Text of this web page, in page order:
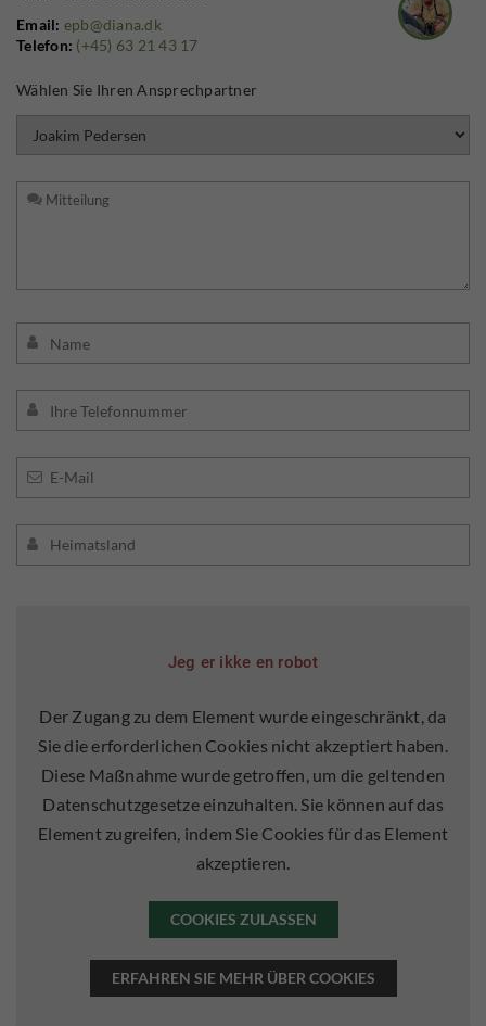
Email: epb@diana.dk
Telefon: (+45) 63 21 43 17
Wählen Sie Ihren Ansprechpartner
Jeg er ikke en robot
Der Zugang zu dem Element wurde eingeschränkt, da
Sie die erforderlichen Cookies nicht akzeptiert haben.
Diese Maßnahme wurde getroffen, um die geltenden
Datenschutzgesetze einzuhalten. Sie können auf das
Element zugreifen, indem Sie Cookies für das Element
akzeptieren.
COOKIES ZULASSEN
ERFAHREN SIE MEHR ÜBER COOKIES